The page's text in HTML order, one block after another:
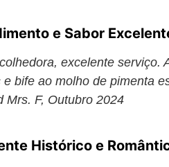
e Sabor
excelente
e bife ao molho de pimenta
Mrs. F, Outubro 2024
Histórico e